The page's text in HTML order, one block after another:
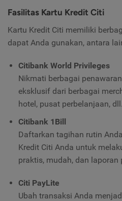
Fasilitas Kartu Kredit Citi
Kartu Kredit Citi memiliki
dapat Anda gunakan, antara
Citibank World Privileges
Nikmati berbagai
eksklusif dari berbagai
hotel, pusat perbelanjaan, dll.
Citibank 1Bill
Daftarkan tagihan rutin
Kredit Citi Anda untuk
praktis, mudah, dan
Citi PayLite
Ubah transaksi Anda